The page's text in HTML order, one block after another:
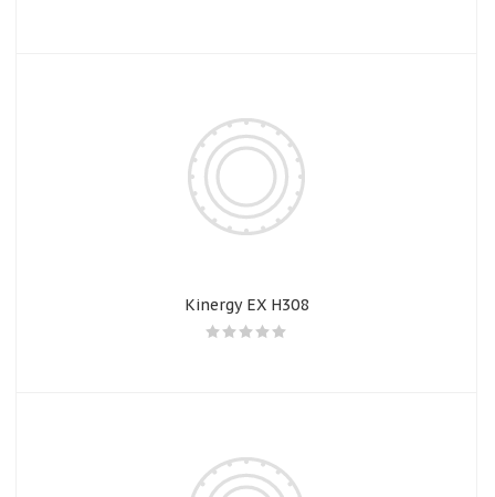
Kinergy EX H308